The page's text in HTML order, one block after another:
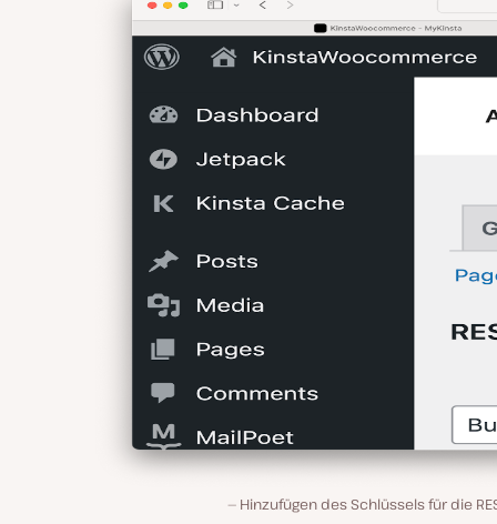
Hinzufügen des Schlüssels für die